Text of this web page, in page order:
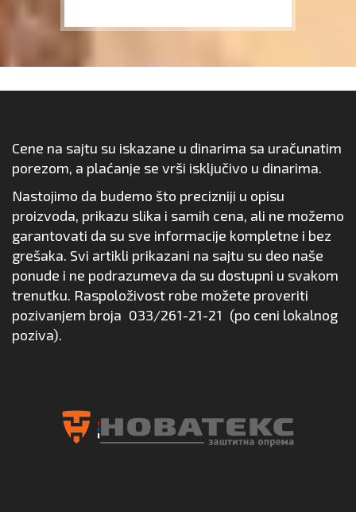
Cene na sajtu su iskazane u dinarima sa uračunatim
porezom, a plaćanje se vrši isključivo u dinarima.
Nastojimo da budemo što precizniji u opisu
proizvoda, prikazu slika i samih cena, ali ne možemo
garantovati da su sve informacije kompletne i bez
grešaka. Svi artikli prikazani na sajtu su deo naše
ponude i ne podrazumeva da su dostupni u svakom
trenutku. Raspoloživost robe možete proveriti
pozivanjem broja 033/261-21-21 (po ceni lokalnog
poziva).